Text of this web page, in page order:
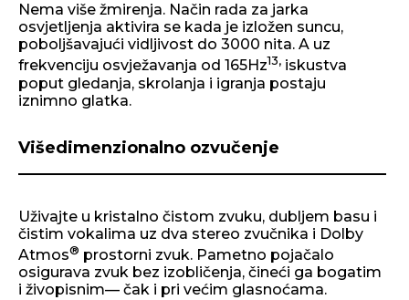
Nema više žmirenja. Način rada za jarka
osvjetljenja aktivira se kada je izložen suncu,
poboljšavajući vidljivost do 3000 nita. A uz
frekvenciju osvježavanja od 165Hz13, iskustva
poput gledanja, skrolanja i igranja postaju
iznimno glatka.
Višedimenzionalno ozvučenje
Uživajte u kristalno čistom zvuku, dubljem basu i
čistim vokalima uz dva stereo zvučnika i Dolby
Atmos® prostorni zvuk. Pametno pojačalo
osigurava zvuk bez izobličenja, čineći ga bogatim
i živopisnim— čak i pri većim glasnoćama.